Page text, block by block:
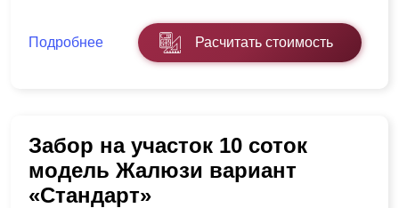
Подробнее Расчитать стоимость
Забор на участок 10 соток
модель Жалюзи вариант
«Стандарт»